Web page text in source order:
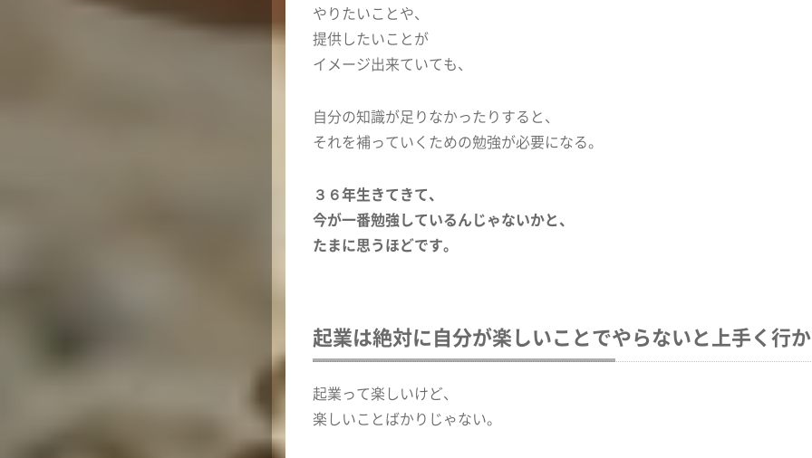
やりたいことや、
提供したいことが
イメージ出来ていても、
自分の知識が足りなかったりすると、
それを補っていくための勉強が必要になる。
３６年生きてきて、
今が一番勉強しているんじゃないかと、
たまに思うほどです。
起業は絶対に自分が楽しいことでやらないと上手く行
起業って楽しいけど、
楽しいことばかりじゃない。